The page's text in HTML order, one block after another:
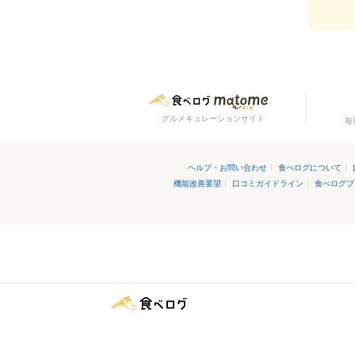
グルメキュレーションサイト 毎
ヘルプ・お問い合わせ | 食べログについて |
機能改善要望 | 口コミガイドライン | 食べログ